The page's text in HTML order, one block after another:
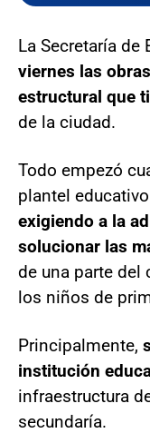
La Secretaría de
viernes las
estructural que
de la ciudad.
Todo empezó
plantel
exigiendo a la
solucionar las
de una parte del
los niños de
Principalmente,
institución
infraestructura
secundaría.